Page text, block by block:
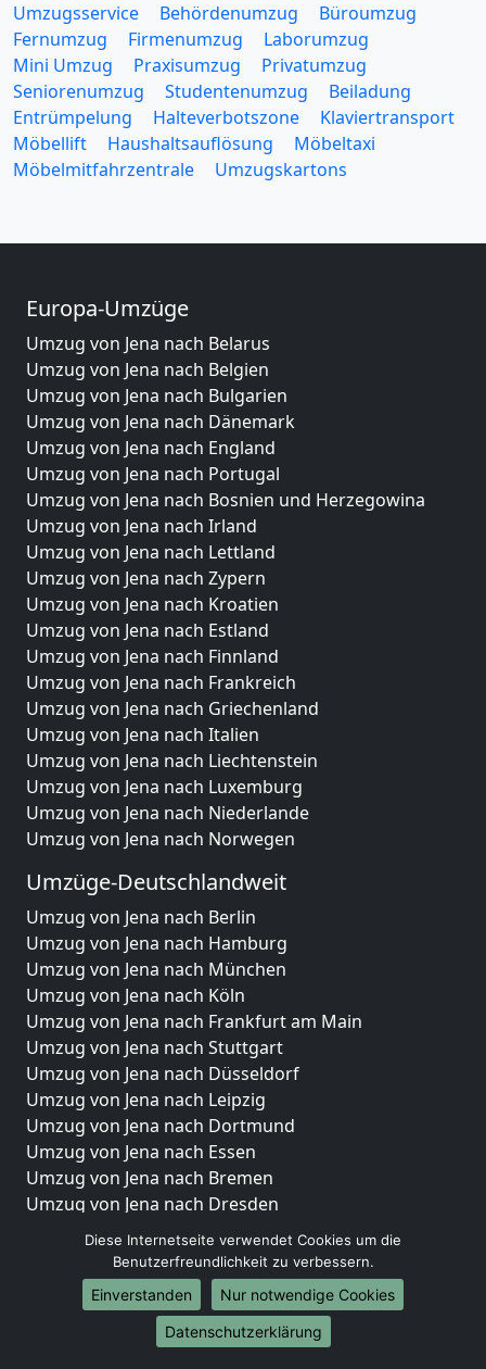
Umzugsservice Behördenumzug
Büroumzug
Fernumzug
Firmenumzug
Laborumzug
Mini Umzug
Praxisumzug
Privatumzug
Seniorenumzug
Studentenumzug
Beiladung
Entrümpelung
Halteverbotszone
Klaviertransport
Möbellift
Haushaltsauflösung
Möbeltaxi
Möbelmitfahrzentrale
Umzugskartons
Europa-Umzüge
Umzug von Jena nach Belarus
Umzug von Jena nach Belgien
Umzug von Jena nach Bulgarien
Umzug von Jena nach Dänemark
Umzug von Jena nach England
Umzug von Jena nach Portugal
Umzug von Jena nach Bosnien und Herzegowina
Umzug von Jena nach Irland
Umzug von Jena nach Lettland
Umzug von Jena nach Zypern
Umzug von Jena nach Kroatien
Umzug von Jena nach Estland
Umzug von Jena nach Finnland
Umzug von Jena nach Frankreich
Umzug von Jena nach Griechenland
Umzug von Jena nach Italien
Umzug von Jena nach Liechtenstein
Umzug von Jena nach Luxemburg
Umzug von Jena nach Niederlande
Umzug von Jena nach Norwegen
Umzüge-Deutschlandweit
Umzug von Jena nach Berlin
Umzug von Jena nach Hamburg
Umzug von Jena nach München
Umzug von Jena nach Köln
Umzug von Jena nach Frankfurt am Main
Umzug von Jena nach Stuttgart
Umzug von Jena nach Düsseldorf
Umzug von Jena nach Leipzig
Umzug von Jena nach Dortmund
Umzug von Jena nach Essen
Umzug von Jena nach Bremen
Umzug von Jena nach Dresden
Umzug von Jena nach Hannover
Umzug von Jena nach Nürnberg
Umzug von Jena nach Duisburg
Umzug von Jena nach Bochum
Umzug von Jena nach Wuppertal
Diese Internetseite verwendet Cookies um die
Benutzerfreundlichkeit zu verbessern.
Einverstanden
Nur notwendige Cookies
Datenschutzerklärung